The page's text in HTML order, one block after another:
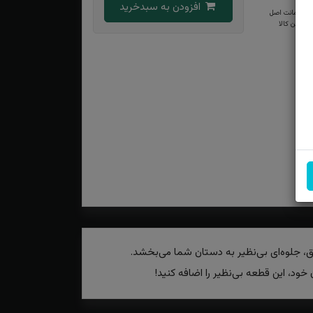
ضمانت اصل
بودن کالا
جلوه‌ای بی‌نظیر به دستان شما می‌بخشد.
این قطعه بی‌نظیر را اضافه کنید!